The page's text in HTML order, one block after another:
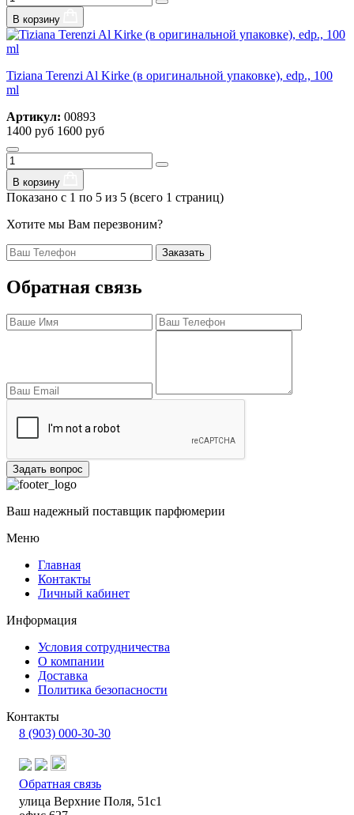
В корзину
Tiziana Terenzi Al Kirke (в оригинальной упаковке), edp., 100
ml
Артикул: 00893
1400 руб 1600 руб
В корзину
Показано с 1 по 5 из 5 (всего 1 страниц)
Хотите мы Вам перезвоним?
Заказать
Обратная связь
Задать вопрос
Ваш надежный поставщик парфюмерии
Меню
Главная
Контакты
Личный кабинет
Информация
Условия сотрудничества
О компании
Доставка
Политика безопасности
Контакты
8 (903) 000-30-30
Обратная связь
улица Верхние Поля, 51с1